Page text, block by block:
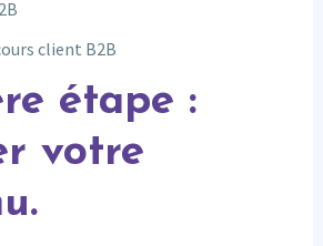
client B2B
étape :
votre